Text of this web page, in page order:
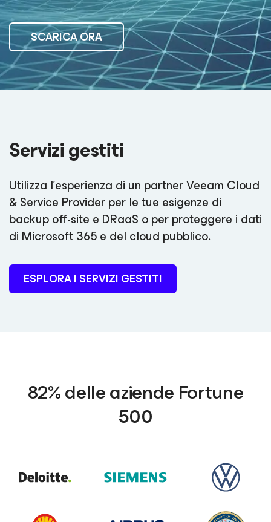
SCARICA ORA
Servizi gestiti
Utilizza l'esperienza di un partner Veeam Cloud
& Service Provider per le tue esigenze di
backup off-site e DRaaS o per proteggere i dati
di Microsoft 365 e del cloud pubblico.
ESPLORA I SERVIZI GESTITI
82% delle aziende Fortune
500